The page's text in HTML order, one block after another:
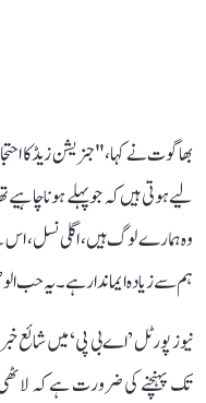
بھاگوت نے کہا، " جنریشن زیڈ کا
لیے ہوتی ہیں کہ جو پہلے ہونا
وہ ہمارے لوگ ہیں، اگلی نسل، اس
ہم سے زیادہ ایماندار ہے۔ یہ حب
نیوز پورٹل ’اے بی پی‘ میں
تک پہنچنے کی ضرورت ہے کہ